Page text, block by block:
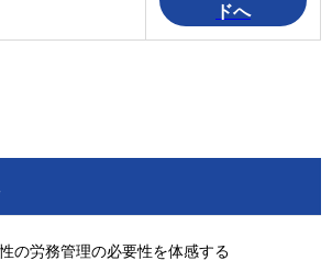
ドへ
の労務管理の必要性を体感する